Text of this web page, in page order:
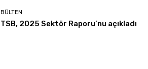
BÜLTEN
TSB, 2025 Sektör Raporu’nu açıkladı